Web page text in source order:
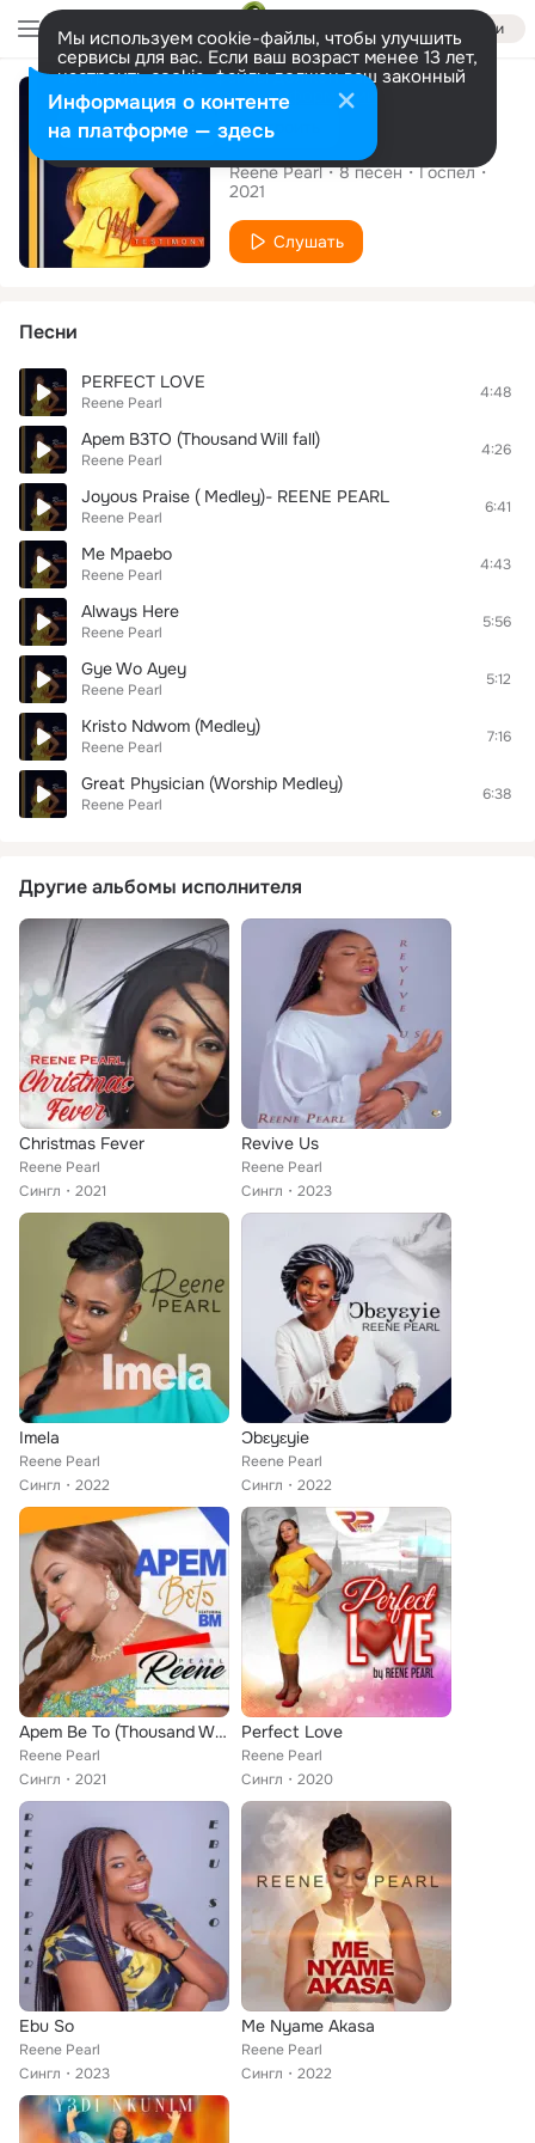
Войти
Мы используем cookie-файлы, чтобы улучшить
сервисы для вас. Если ваш возраст менее 13 лет,
настроить cookie-файлы должен ваш законный
представитель. Больше информации
Разрешить все Настроить
Альбом
MY TESTIMONY
Reene Pearl 8песен
Госпел
2021
Слушать
Песни
PERFECT LOVE
Reene Pearl
4:48
Apem B3TO (Thousand Will fall)
Reene Pearl
4:26
Joyous Praise ( Medley)- REENE PEARL
Reene Pearl
6:41
Me Mpaebo
Reene Pearl
4:43
Always Here
Reene Pearl
5:56
Gye Wo Ayey
Reene Pearl
5:12
Kristo Ndwom (Medley)
Reene Pearl
7:16
Great Physician (Worship Medley)
Reene Pearl
6:38
Другие альбомы исполнителя
Christmas Fever
Reene Pearl
Сингл
2021
Revive Us
Reene Pearl
Сингл
2023
Imela
Reene Pearl
Сингл
2022
Ɔbɛyɛyie
Reene Pearl
Сингл
2022
Apem Be To (Thousand Will fall)
Reene Pearl
Сингл
2021
Perfect Love
Reene Pearl
Сингл
2020
Ebu So
Reene Pearl
Сингл
2023
Me Nyame Akasa
Reene Pearl
Сингл
2022
Информация о контенте
на платформе — здесь